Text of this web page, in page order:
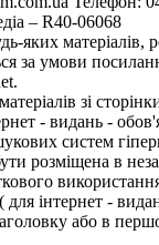
– R40-06068
яких матеріалів,
за умови
зі
- видань -
систем
розміщена в
для інтернет -
або в